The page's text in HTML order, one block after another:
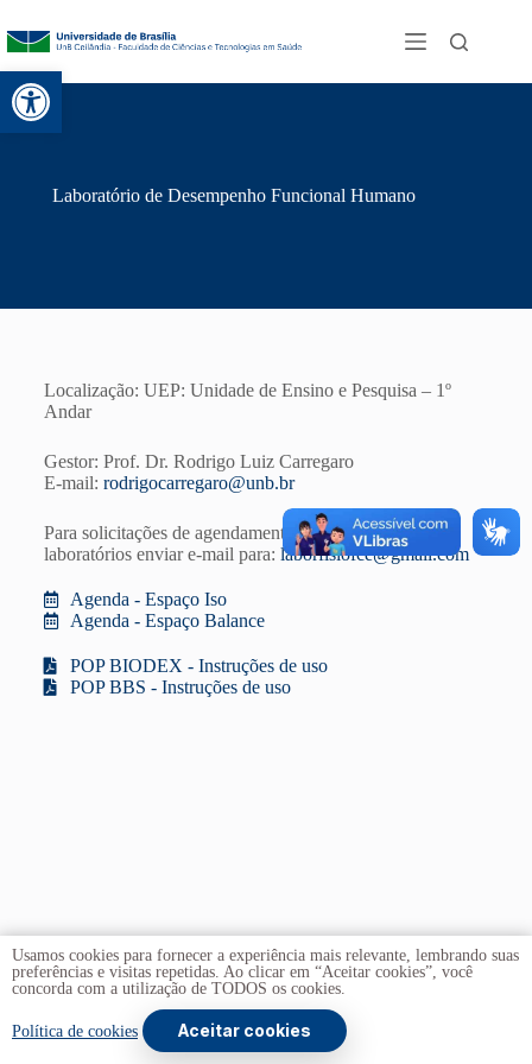
Abrir a barra de ferramentas
Laboratório de Desempenho Funcional Humano
Localização: UEP: Unidade de Ensino e Pesquisa – 1º
Andar
Gestor: Prof. Dr. Rodrigo Luiz Carregaro
E-mail: rodrigocarregaro@unb.br
Para solicitações de agendamento e empréstimo dos
laboratórios enviar e-mail para: laborfisiofce@gmail.com
Agenda - Espaço Iso
Agenda - Espaço Balance
POP BIODEX - Instruções de uso
POP BBS - Instruções de uso
Copyright © 2026 - Universidade de Brasília
. Todos os
Usamos cookies para fornecer a experiência mais relevante, lembrando suas
preferências e visitas repetidas. Ao clicar em “Aceitar cookies”, você
concorda com a utilização de TODOS os cookies.
Política de cookies Aceitar cookies